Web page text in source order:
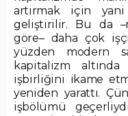
artırmak için
geliştirilir. Bu da
göre– daha çok
yüzden modern
kapitalizm
işbirliğini ikame
yeniden yarattı.
işbölümü